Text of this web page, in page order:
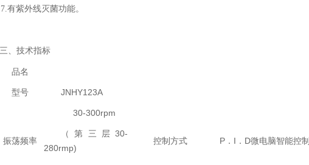
有紫外线灭菌功能。
三、 技术指标
品名
型号 JNHY123A
振荡频率
30-300rpm
（第三层30-
280rmp)
控制方式 P．I．D微电脑智能控制